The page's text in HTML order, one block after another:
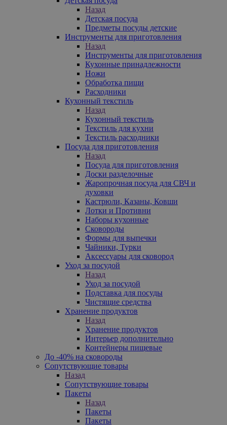
Назад
Детская посуда
Предметы посуды детские
Инструменты для приготовления
Назад
Инструменты для приготовления
Кухонные принадлежности
Ножи
Обработка пищи
Расходники
Кухонный текстиль
Назад
Кухонный текстиль
Текстиль для кухни
Текстиль расходники
Посуда для приготовления
Назад
Посуда для приготовления
Доски разделочные
Жаропрочная посуда для СВЧ и
духовки
Кастрюли, Казаны, Ковши
Лотки и Противни
Наборы кухонные
Сковороды
Формы для выпечки
Чайники, Турки
Аксессуары для сковород
Уход за посудой
Назад
Уход за посудой
Подставка для посуды
Чистящие средства
Хранение продуктов
Назад
Хранение продуктов
Интерьер дополнительно
Контейнеры пищевые
До -40% на сковороды
Сопутствующие товары
Назад
Сопутствующие товары
Пакеты
Назад
Пакеты
Пакеты